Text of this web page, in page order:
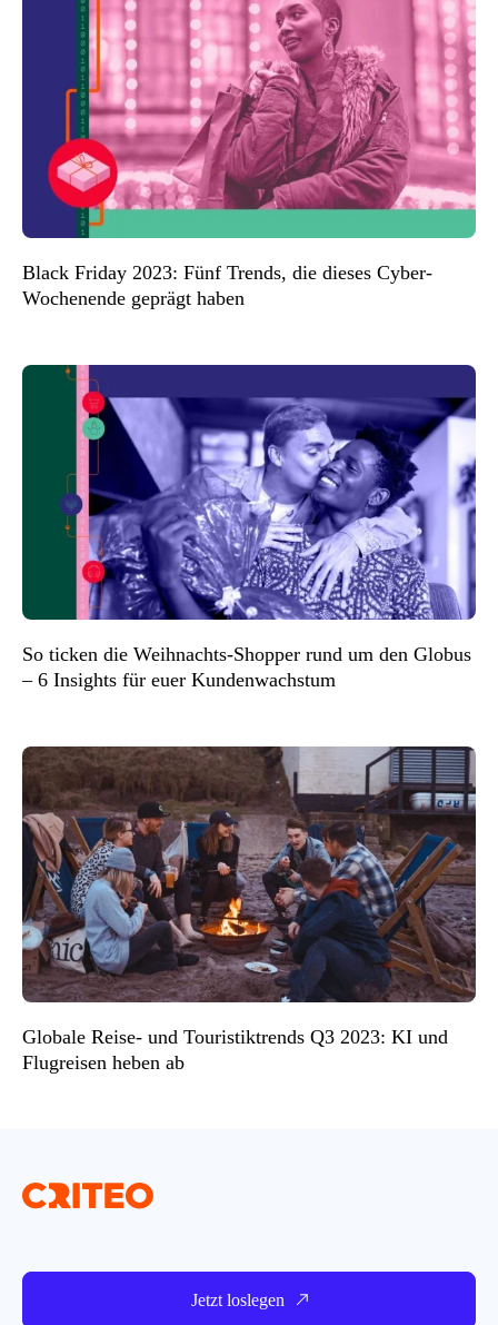
Black Friday 2023: Fünf Trends, die dieses Cyber-
Wochenende geprägt haben
So ticken die Weihnachts-Shopper rund um den Globus
– 6 Insights für euer Kundenwachstum
Globale Reise- und Touristiktrends Q3 2023: KI und
Flugreisen heben ab
Jetzt loslegen